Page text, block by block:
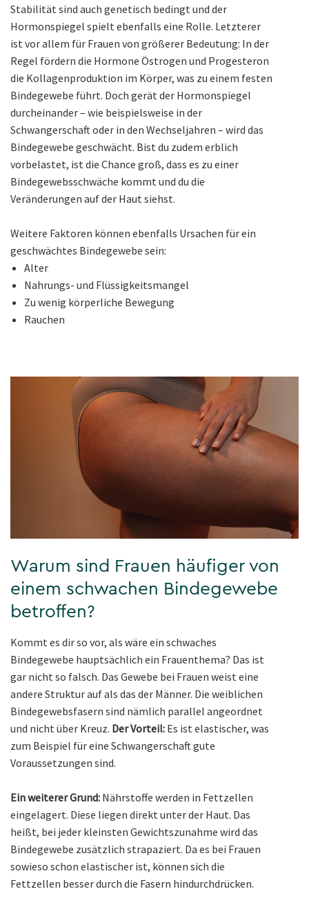
Stabilität sind auch genetisch bedingt und der
Hormonspiegel spielt ebenfalls eine Rolle. Letzterer
ist vor allem für Frauen von größerer Bedeutung: In der
Regel fördern die Hormone Östrogen und Progesteron
die Kollagenproduktion im Körper, was zu einem festen
Bindegewebe führt. Doch gerät der Hormonspiegel
durcheinander – wie beispielsweise in der
Schwangerschaft oder in den Wechseljahren – wird das
Bindegewebe geschwächt. Bist du zudem erblich
vorbelastet, ist die Chance groß, dass es zu einer
Bindegewebsschwäche kommt und du die
Veränderungen auf der Haut siehst.
Weitere Faktoren können ebenfalls Ursachen für ein
geschwächtes Bindegewebe sein:
Alter
Nahrungs- und Flüssigkeitsmangel
Zu wenig körperliche Bewegung
Rauchen
Warum sind Frauen häufiger von
einem schwachen Bindegewebe
betroffen?
Kommt es dir so vor, als wäre ein schwaches
Bindegewebe hauptsächlich ein Frauenthema? Das ist
gar nicht so falsch. Das Gewebe bei Frauen weist eine
andere Struktur auf als das der Männer. Die weiblichen
Bindegewebsfasern sind nämlich parallel angeordnet
und nicht über Kreuz. Der Vorteil: Es ist elastischer, was
zum Beispiel für eine Schwangerschaft gute
Voraussetzungen sind.
Ein weiterer Grund: Nährstoffe werden in Fettzellen
eingelagert. Diese liegen direkt unter der Haut. Das
heißt, bei jeder kleinsten Gewichtszunahme wird das
Bindegewebe zusätzlich strapaziert. Da es bei Frauen
sowieso schon elastischer ist, können sich die
Fettzellen besser durch die Fasern hindurchdrücken.